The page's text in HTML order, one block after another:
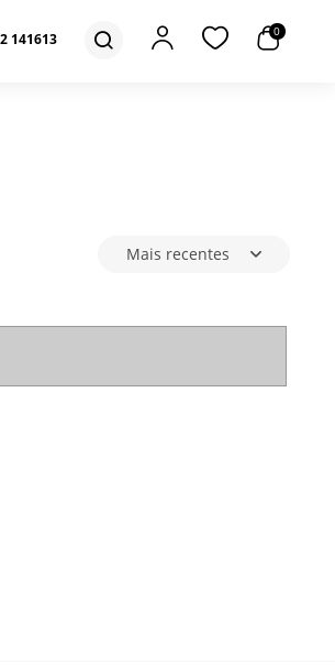
141613 0
Mais recentes